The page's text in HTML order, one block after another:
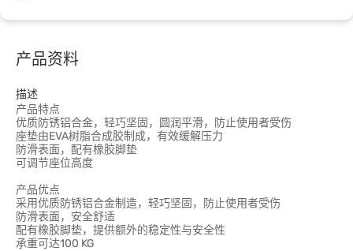
产品资料
描述
产品特点
优质防锈铝合金，轻巧坚固，圆润平滑，防止使用者受伤
座垫由EVA树脂合成胶制成，有效缓解压力
防滑表面，配有橡胶脚垫
可调节座位高度
产品优点
采用优质防锈铝合金制造，轻巧坚固，防止使用者受伤
防滑表面，安全舒适
配有橡胶脚垫，提供额外的稳定性与安全性
承重可达100 KG